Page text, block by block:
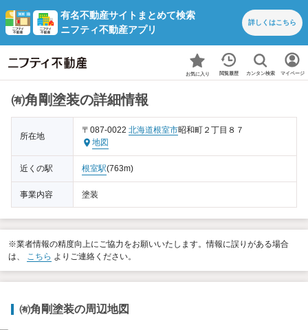
有名不動産サイトまとめて検索
ニフティ不動産アプリ
詳しくはこちら
お気に入り 閲覧履歴 カンタン検索 マイページ
㈲角剛塗装の詳細情報
所在地
〒087-0022 北海道根室市昭和町２丁目８７
地図
近くの駅 根室駅(763m)
事業内容 塗装
※業者情報の精度向上にご協力をお願いいたします。情報に誤りがある場合
は、 こちら よりご連絡ください。
㈲角剛塗装の周辺地図